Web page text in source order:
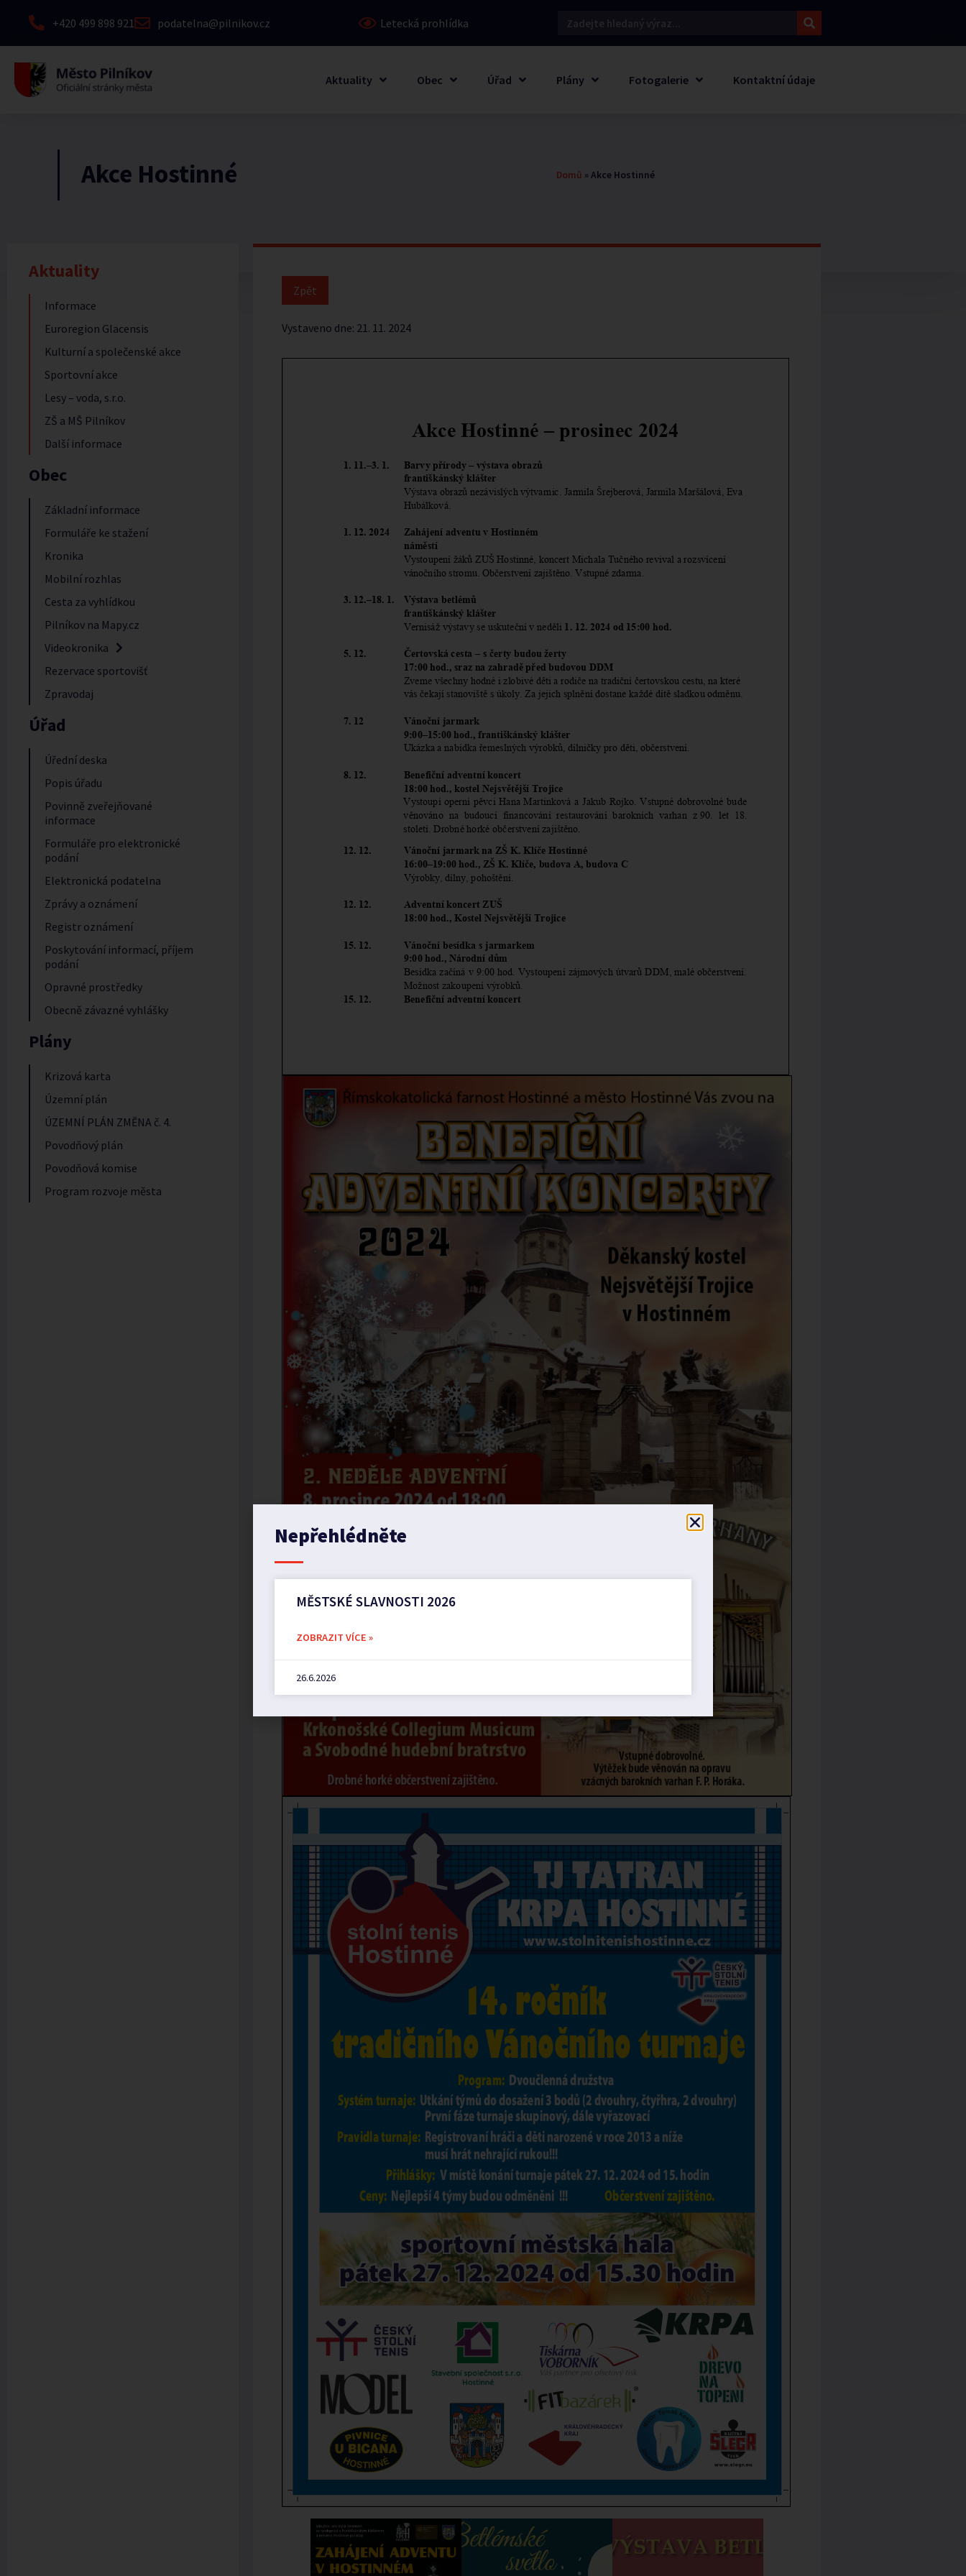
+420 499 898 921 podatelna@pilnikov.cz Letecká prohlídka
Aktuality Obec Úřad Plány Fotogalerie Kontaktní údaje
Akce Hostinné Domů » Akce Hostinné
Aktuality
Informace
Euroregion Glacensis
Kulturní a společenské akce
Sportovní akce
Lesy – voda, s.r.o.
ZŠ a MŠ Pilníkov
Další informace
Obec
Základní informace
Formuláře ke stažení
Kronika
Mobilní rozhlas
Cesta za vyhlídkou
Pilníkov na Mapy.cz
Videokronika
Rezervace sportovišť
Zpravodaj
Úřad
Úřední deska
Popis úřadu
Povinně zveřejňované
informace
Formuláře pro elektronické
podání
Elektronická podatelna
Zprávy a oznámení
Registr oznámení
Poskytování informací, příjem
podání
Opravné prostředky
Obecně závazné vyhlášky
Plány
Krizová karta
Územní plán
ÚZEMNÍ PLÁN ZMĚNA č. 4.
Povodňový plán
Povodňová komise
Program rozvoje města
Vystaveno dne: 21. 11. 2024
Nepřehlédněte
MĚSTSKÉ SLAVNOSTI 2026
ZOBRAZIT VÍCE »
26.6.2026